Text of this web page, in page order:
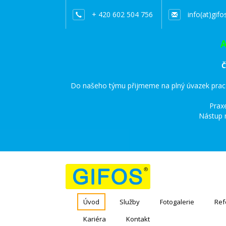
+ 420 602 504 756
Do našeho týmu přijmeme na plný úvazek
Nástup
Úvod Služby Fotogalerie
Kariéra
Kontakt